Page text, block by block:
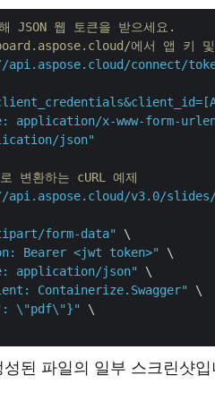
JSON 웹 토큰을 받으세요.
에서 앱 키 및
connect/
application/x-www-form-
json"
변환하는 cURL 예제
v3.0/slides/
form-data"
\
Bearer <jwt token>"
\
application/json"
\
Containerize.Swagger"
\
\"pdf\"}"
\
된 파일의 일부 스크린샷입